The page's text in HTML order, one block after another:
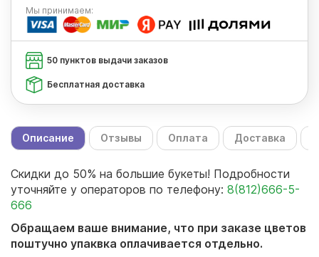
Мы принимаем:
50 пунктов выдачи заказов
Бесплатная доставка
Описание Отзывы Оплата Доставка
Скидки до 50% на большие букеты! Подробности
уточняйте у операторов по телефону: 8(812)666-5-
666
Обращаем ваше внимание, что при заказе цветов
поштучно упаквка оплачивается отдельно.